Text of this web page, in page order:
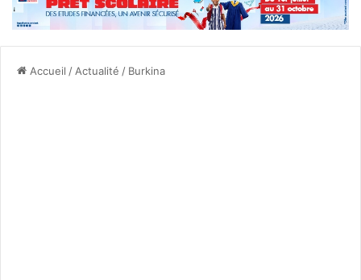
Accueil / Actualité / Burkina